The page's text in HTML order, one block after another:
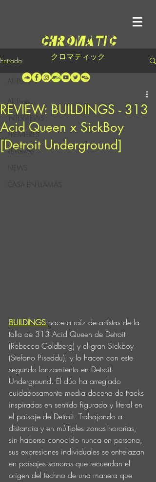
クロマティック
Entrada
INTERVIEWS
PREMIERES
REVIEWS
CASA EN LLAMAS
All Posts
REVIEW: BUILDINGS - 313
Acid Queen x SickBoy
[Detroit Underground]
BUILDINGS nace a raíz de artistas de la
talla de 313 Acid Queen de Detroit
(Rebecca Goldberg) y el gran Sickboy
(Stefano Piseddu), y lo hacen con este
segundo lanzamiento en Detroit
Underground. El dúo ha arreglado
cuidadosamente media docena de tracks
inspiradas en sentido figurado y literal en
el paisaje de Detroit. Trabajando a
distancia y en múltiples zonas horarias,
sin haberse conocido nunca en persona,
sus expresiones individuales se entrelazan
en paisajes sonoros que recuerdan el
origen del techno de una manera que